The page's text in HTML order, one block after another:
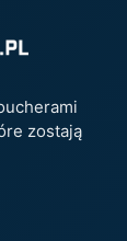
zostają